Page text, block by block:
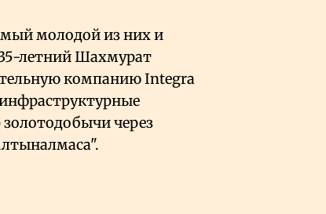
молодой из них и
летний Шахмурат
компанию Integra
через